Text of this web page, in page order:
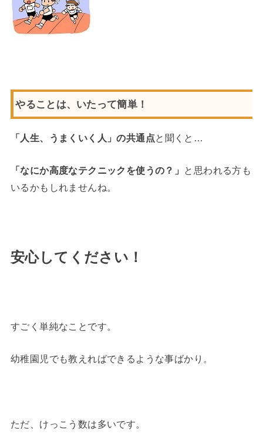
やることは、いたって簡単！
「人生、うまくいく人」の共通点と聞くと…
「なにか高度なテクニックを使うの？」 と思われる方も
いるかもしれませんね。
安心してください！
すごく単純なことです。
幼稚園児でも教えればできるような事ばかり。
ただ、けっこう数は多いです。